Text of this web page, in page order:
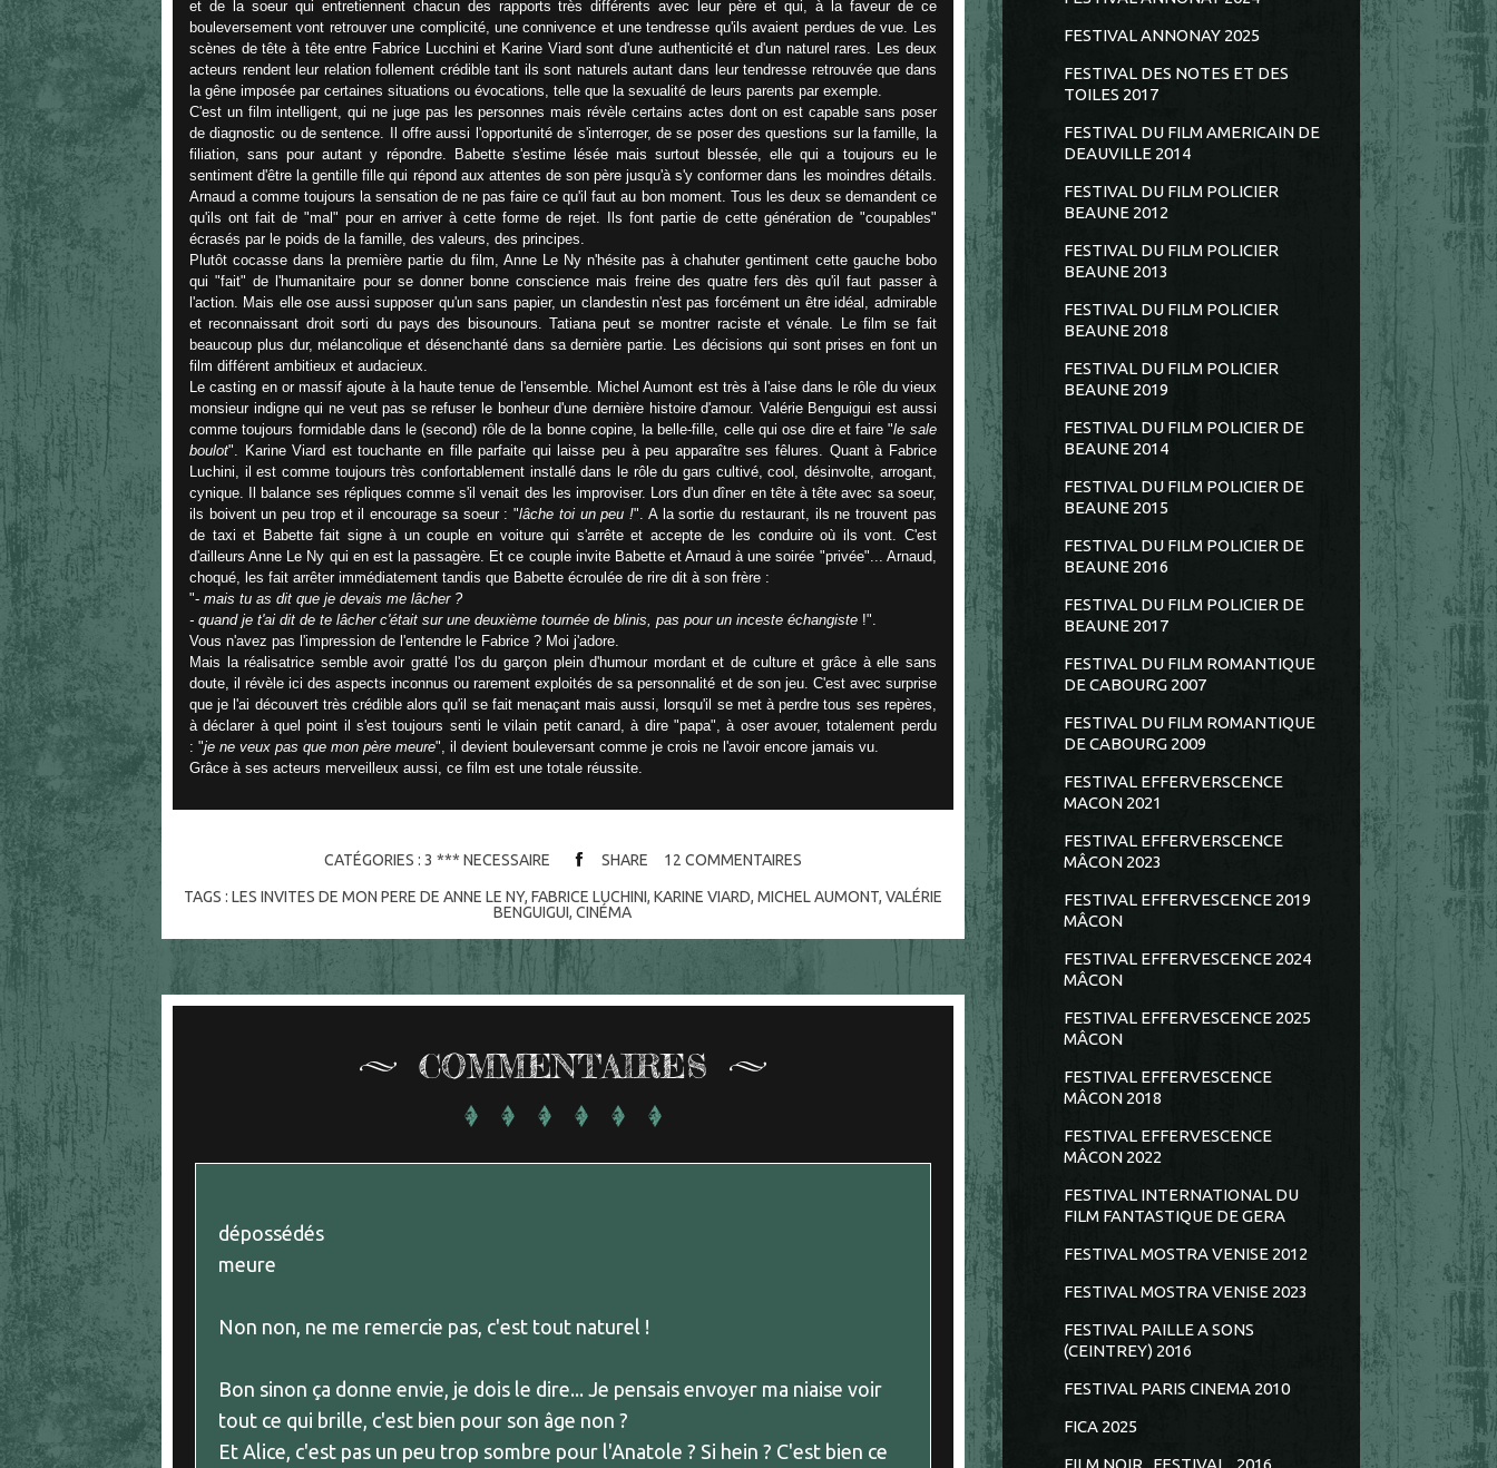
et de la soeur qui entretiennent chacun des rapports très différents avec leur père et qui, à la faveur de ce
bouleversement vont retrouver une complicité, une connivence et une tendresse qu'ils avaient perdues de vue. Les
scènes de tête à tête entre Fabrice Lucchini et Karine Viard sont d'une authenticité et d'un naturel rares. Les deux
acteurs rendent leur relation follement crédible tant ils sont naturels autant dans leur tendresse retrouvée que dans
la gêne imposée par certaines situations ou évocations, telle que la sexualité de leurs parents par exemple.
C'est un film intelligent, qui ne juge pas les personnes mais révèle certains actes dont on est capable sans poser
de diagnostic ou de sentence. Il offre aussi l'opportunité de s'interroger, de se poser des questions sur la famille, la
filiation, sans pour autant y répondre. Babette s'estime lésée mais surtout blessée, elle qui a toujours eu le
sentiment d'être la gentille fille qui répond aux attentes de son père jusqu'à s'y conformer dans les moindres détails.
Arnaud a comme toujours la sensation de ne pas faire ce qu'il faut au bon moment. Tous les deux se demandent ce
qu'ils ont fait de "mal" pour en arriver à cette forme de rejet. Ils font partie de cette génération de "coupables"
écrasés par le poids de la famille, des valeurs, des principes.
Plutôt cocasse dans la première partie du film, Anne Le Ny n'hésite pas à chahuter gentiment cette gauche bobo
qui "fait" de l'humanitaire pour se donner bonne conscience mais freine des quatre fers dès qu'il faut passer à
l'action. Mais elle ose aussi supposer qu'un sans papier, un clandestin n'est pas forcément un être idéal, admirable
et reconnaissant droit sorti du pays des bisounours. Tatiana peut se montrer raciste et vénale. Le film se fait
beaucoup plus dur, mélancolique et désenchanté dans sa dernière partie. Les décisions qui sont prises en font un
film différent ambitieux et audacieux.
Le casting en or massif ajoute à la haute tenue de l'ensemble. Michel Aumont est très à l'aise dans le rôle du vieux
monsieur indigne qui ne veut pas se refuser le bonheur d'une dernière histoire d'amour. Valérie Benguigui est aussi
comme toujours formidable dans le (second) rôle de la bonne copine, la belle-fille, celle qui ose dire et faire "le sale
boulot". Karine Viard est touchante en fille parfaite qui laisse peu à peu apparaître ses fêlures. Quant à Fabrice
Luchini, il est comme toujours très confortablement installé dans le rôle du gars cultivé, cool, désinvolte, arrogant,
cynique. Il balance ses répliques comme s'il venait des les improviser. Lors d'un dîner en tête à tête avec sa soeur,
ils boivent un peu trop et il encourage sa soeur : "lâche toi un peu !". A la sortie du restaurant, ils ne trouvent pas
de taxi et Babette fait signe à un couple en voiture qui s'arrête et accepte de les conduire où ils vont. C'est
d'ailleurs Anne Le Ny qui en est la passagère. Et ce couple invite Babette et Arnaud à une soirée "privée"... Arnaud,
choqué, les fait arrêter immédiatement tandis que Babette écroulée de rire dit à son frère :
"- mais tu as dit que je devais me lâcher ?
- quand je t'ai dit de te lâcher c'était sur une deuxième tournée de blinis, pas pour un inceste échangiste !".
Vous n'avez pas l'impression de l'entendre le Fabrice ? Moi j'adore.
Mais la réalisatrice semble avoir gratté l'os du garçon plein d'humour mordant et de culture et grâce à elle sans
doute, il révèle ici des aspects inconnus ou rarement exploités de sa personnalité et de son jeu. C'est avec surprise
que je l'ai découvert très crédible alors qu'il se fait menaçant mais aussi, lorsqu'il se met à perdre tous ses repères,
à déclarer à quel point il s'est toujours senti le vilain petit canard, à dire "papa", à oser avouer, totalement perdu
: "je ne veux pas que mon père meure", il devient bouleversant comme je crois ne l'avoir encore jamais vu.
Grâce à ses acteurs merveilleux aussi, ce film est une totale réussite.
CATÉGORIES : 3 *** NECESSAIRE SHARE 12 COMMENTAIRES
TAGS : LES INVITES DE MON PERE DE ANNE LE NY, FABRICE LUCHINI, KARINE VIARD, MICHEL AUMONT, VALÉRIE
BENGUIGUI,CINÉMA
COMMENTAIRES
dépossédés
meure
Non non, ne me remercie pas, c'est tout naturel !
Bon sinon ça donne envie, je dois le dire... Je pensais envoyer ma niaise voir
tout ce qui brille, c'est bien pour son âge non ?
Et Alice, c'est pas un peu trop sombre pour l'Anatole ? Si hein ? C'est bien ce
FESTIVAL ANNONAY 2025
FESTIVAL DES NOTES ET DES
TOILES 2017
FESTIVAL DU FILM AMERICAIN DE
DEAUVILLE 2014
FESTIVAL DU FILM POLICIER
BEAUNE 2012
FESTIVAL DU FILM POLICIER
BEAUNE 2013
FESTIVAL DU FILM POLICIER
BEAUNE 2018
FESTIVAL DU FILM POLICIER
BEAUNE 2019
FESTIVAL DU FILM POLICIER DE
BEAUNE 2014
FESTIVAL DU FILM POLICIER DE
BEAUNE 2015
FESTIVAL DU FILM POLICIER DE
BEAUNE 2016
FESTIVAL DU FILM POLICIER DE
BEAUNE 2017
FESTIVAL DU FILM ROMANTIQUE
DE CABOURG 2007
FESTIVAL DU FILM ROMANTIQUE
DE CABOURG 2009
FESTIVAL EFFERVERSCENCE
MACON 2021
FESTIVAL EFFERVERSCENCE
MÂCON 2023
FESTIVAL EFFERVESCENCE 2019
MÂCON
FESTIVAL EFFERVESCENCE 2024
MÂCON
FESTIVAL EFFERVESCENCE 2025
MÂCON
FESTIVAL EFFERVESCENCE
MÂCON 2018
FESTIVAL EFFERVESCENCE
MÂCON 2022
FESTIVAL INTERNATIONAL DU
FILM FANTASTIQUE DE GERA
FESTIVAL MOSTRA VENISE 2012
FESTIVAL MOSTRA VENISE 2023
FESTIVAL PAILLE A SONS
(CEINTREY) 2016
FESTIVAL PARIS CINEMA 2010
FICA 2025